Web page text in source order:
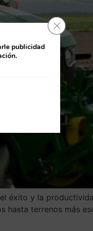
éxito y la
hasta terrenos más
publicidad
Cerrar el